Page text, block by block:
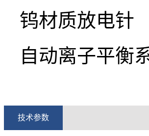
钨材质放电针
自动离子平衡
技术参数